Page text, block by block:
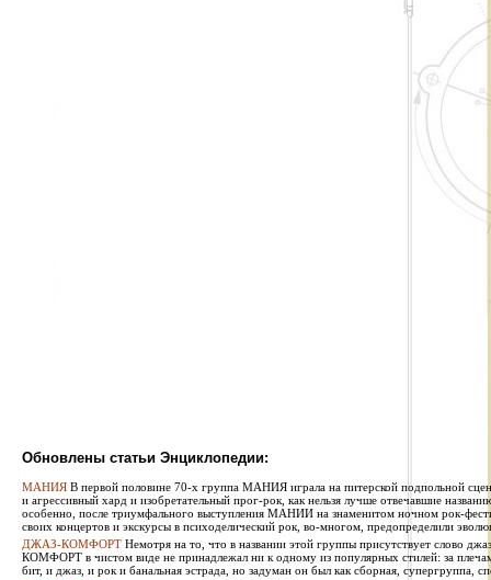
Обновлены статьи Энциклопедии:
МАНИЯ В первой половине 70-х группа МАНИЯ играла на питерской подпольной
и агрессивный хард и изобретательный прог-рок, как нельзя лучше отвечавшие
особенно, после триумфального выступления МАНИИ на знаменитом ночном рок-
своих концертов и экскурсы в психоделический рок, во-многом, предопределили
ДЖАЗ-КОМФОРТ Немотря на то, что в названии этой группы присутствует слово
КОМФОРТ в чистом виде не принадлежал ни к одному из популярных стилей: за
бит, и джаз, и рок и банальная эстрада, но задуман он был как сборная, супергруппа,